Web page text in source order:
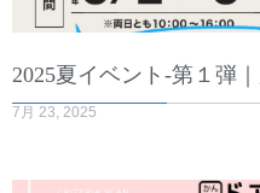
2025夏イベント-第１弾
7月 23, 2025